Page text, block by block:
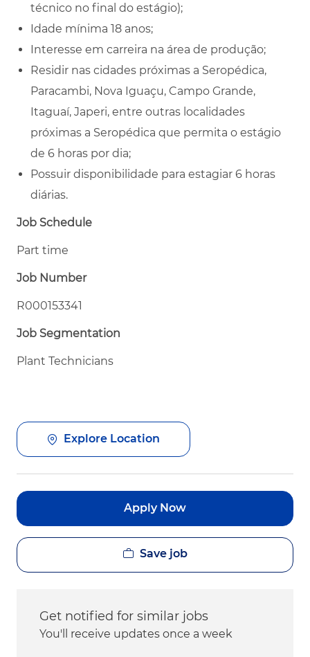
técnico no final do estágio);
Idade mínima 18 anos;
Interesse em carreira na área de produção;
Residir nas cidades próximas a Seropédica,
Paracambi, Nova Iguaçu, Campo Grande,
Itaguaí, Japeri, entre outras localidades
próximas a Seropédica que permita o estágio
de 6 horas por dia;
Possuir disponibilidade para estagiar 6 horas
diárias.
Job Schedule
Part time
Job Number
R000153341
Job Segmentation
Plant Technicians
Explore Location
Apply Now
Save job
Get notified for similar jobs
You'll receive updates once a week